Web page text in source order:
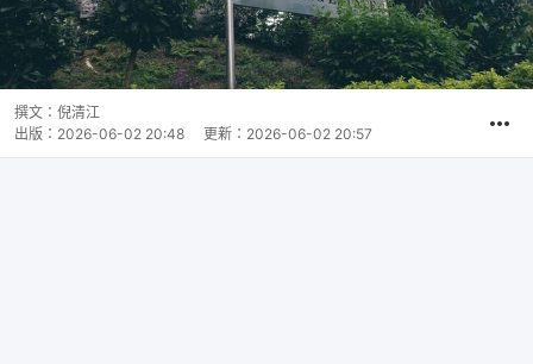
撰文： 倪清江
出版： 2026-06-02 20:48 更新： 2026-06-02 20:57